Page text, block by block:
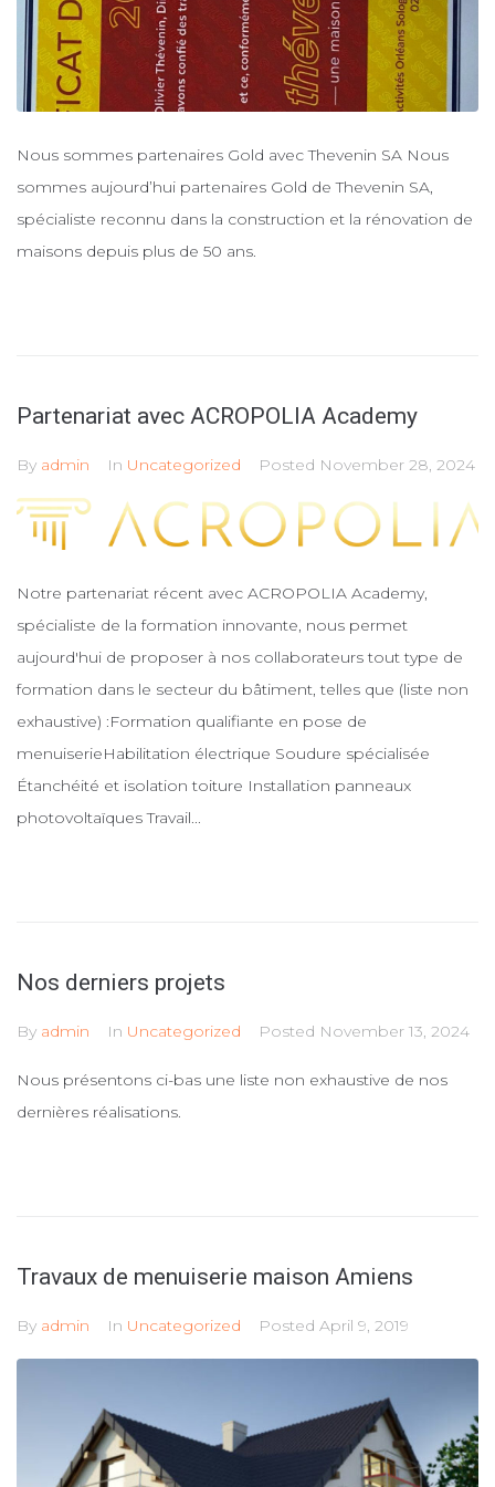
Nous sommes partenaires Gold avec Thevenin SA Nous
sommes aujourd’hui partenaires Gold de Thevenin SA,
spécialiste reconnu dans la construction et la rénovation de
maisons depuis plus de 50 ans.
Partenariat avec ACROPOLIA Academy
By admin In Uncategorized Posted November 28, 2024
Notre partenariat récent avec ACROPOLIA Academy,
spécialiste de la formation innovante, nous permet
aujourd'hui de proposer à nos collaborateurs tout type de
formation dans le secteur du bâtiment, telles que (liste non
exhaustive) :Formation qualifiante en pose de
menuiserieHabilitation électrique Soudure spécialisée
Étanchéité et isolation toiture Installation panneaux
photovoltaïques Travail...
Nos derniers projets
By admin In Uncategorized Posted November 13, 2024
Nous présentons ci-bas une liste non exhaustive de nos
dernières réalisations.
Travaux de menuiserie maison Amiens
By admin In Uncategorized Posted April 9, 2019